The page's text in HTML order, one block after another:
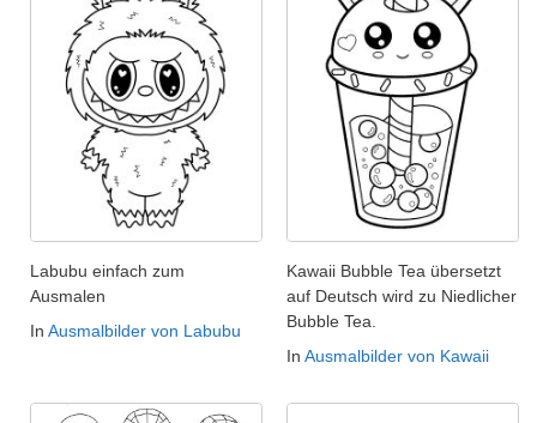
Labubu einfach zum
Ausmalen
In Ausmalbilder von Labubu
Kawaii Bubble Tea übersetzt
auf Deutsch wird zu Niedlicher
Bubble Tea.
In Ausmalbilder von Kawaii